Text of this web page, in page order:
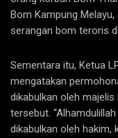
Bom Kampung
serangan bom teroris
Sementara itu, Ketua
mengatakan
dikabulkan oleh
tersebut.
dikabulkan oleh